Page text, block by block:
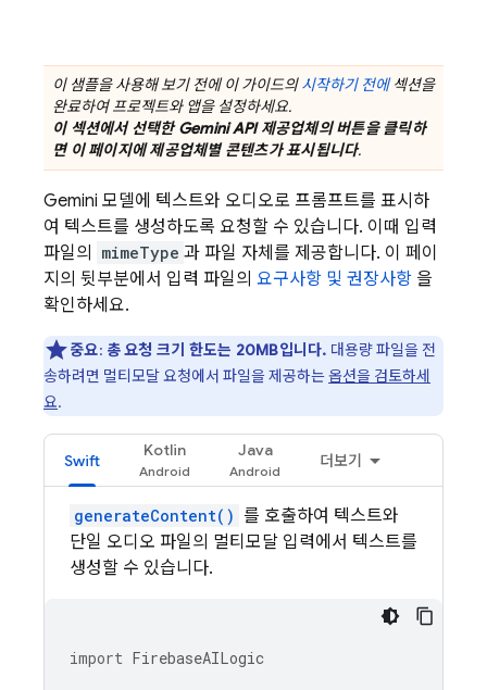
이 샘플을 사용해 보기 전에 이 가이드의시작하기 전에섹션을
완료하여 프로젝트와 앱을 설정하세요.
이 섹션에서 선택한Gemini API제공업체의 버튼을 클릭하
면 이 페이지에 제공업체별 콘텐츠가 표시됩니다.
Gemini 모델에 텍스트와 오디오로 프롬프트를 표시하
여 텍스트를 생성하도록 요청할 수 있습니다. 이때 입력
파일의
mimeType 과 파일 자체를 제공합니다. 이 페이
지의 뒷부분에서 입력 파일의 요구사항 및 권장사항 을
확인하세요.
중요: 총 요청 크기 한도는 20MB입니다. 대용량 파일을 전
송하려면 멀티모달 요청에서 파일을 제공하는옵션을 검토하세
요.
Swift
Kotlin Java
더보기
generateContent() 를 호출하여 텍스트와
단일 오디오 파일의 멀티모달 입력에서 텍스트를
생성할 수 있습니다.
import FirebaseAILogic